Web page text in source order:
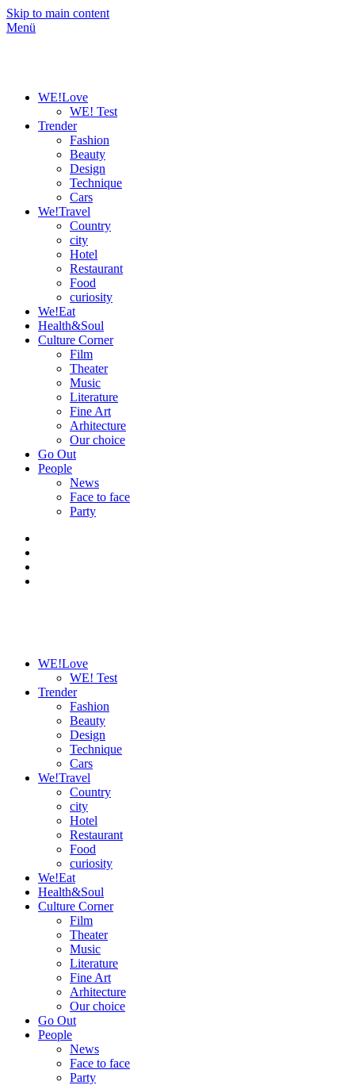
Skip to main content
Menü
WE!Love
WE! Test
Trender
Fashion
Beauty
Design
Technique
Cars
We!Travel
Country
city
Hotel
Restaurant
Food
curiosity
We!Eat
Health&Soul
Culture Corner
Film
Theater
Music
Literature
Fine Art
Arhitecture
Our choice
Go Out
People
News
Face to face
Party
WE!Love
WE! Test
Trender
Fashion
Beauty
Design
Technique
Cars
We!Travel
Country
city
Hotel
Restaurant
Food
curiosity
We!Eat
Health&Soul
Culture Corner
Film
Theater
Music
Literature
Fine Art
Arhitecture
Our choice
Go Out
People
News
Face to face
Party